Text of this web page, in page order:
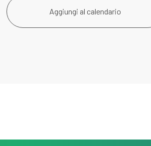
Aggiungi al calendario